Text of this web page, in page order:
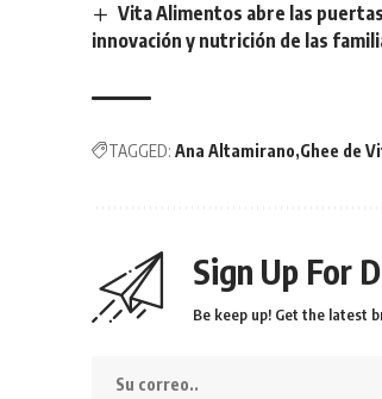
Vita Alimentos abre las
innovación y nutrición de las
TAGGED: Ana Altamirano Ghee de
Sign Up For
Be keep up! Get the latest